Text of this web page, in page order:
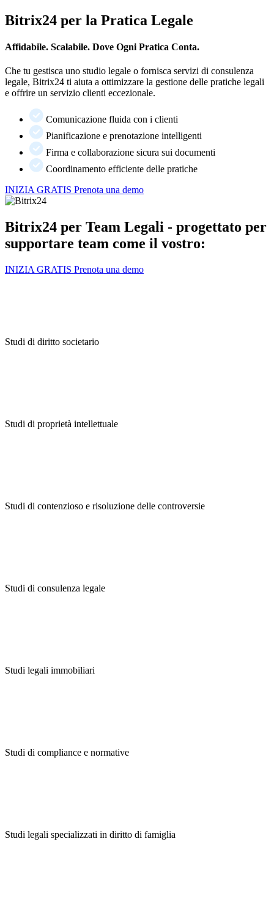
Bitrix24 per la Pratica Legale
Affidabile. Scalabile. Dove Ogni Pratica Conta.
Che tu gestisca uno studio legale o fornisca servizi di consulenza
legale, Bitrix24 ti aiuta a ottimizzare la gestione delle pratiche legali
e offrire un servizio clienti eccezionale.
Comunicazione fluida con i clienti
Pianificazione e prenotazione intelligenti
Firma e collaborazione sicura sui documenti
Coordinamento efficiente delle pratiche
INIZIA GRATIS Prenota una demo
Bitrix24 per Team Legali - progettato per
supportare team come il vostro:
INIZIA GRATIS Prenota una demo
Studi di diritto societario
Studi di proprietà intellettuale
Studi di contenzioso e risoluzione delle controversie
Studi di consulenza legale
Studi legali immobiliari
Studi di compliance e normative
Studi legali specializzati in diritto di famiglia